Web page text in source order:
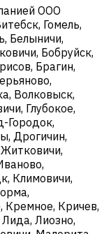
ООО
Гомель,
Белыничи,
Бобруйск,
Брагин,
Волковыск,
Глубокое,
Городок,
Дрогичин,
Климовичи,
Кремное, Кричев,
Лиозно,